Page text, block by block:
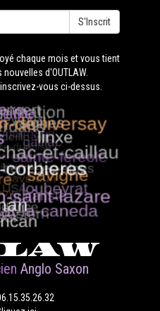
S'Inscrit
chaque mois et vous tient
d'OUTLAW.
vous ci-dessus.
Anglo Saxon